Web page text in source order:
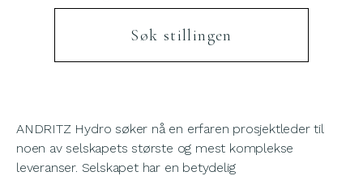
Søk stillingen
ANDRITZ Hydro søker nå en erfaren prosjektleder til
noen av selskapets største og mest komplekse
leveranser. Selskapet har en betydelig